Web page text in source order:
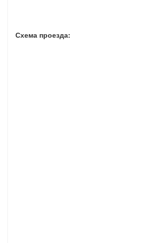
Схема проезда: